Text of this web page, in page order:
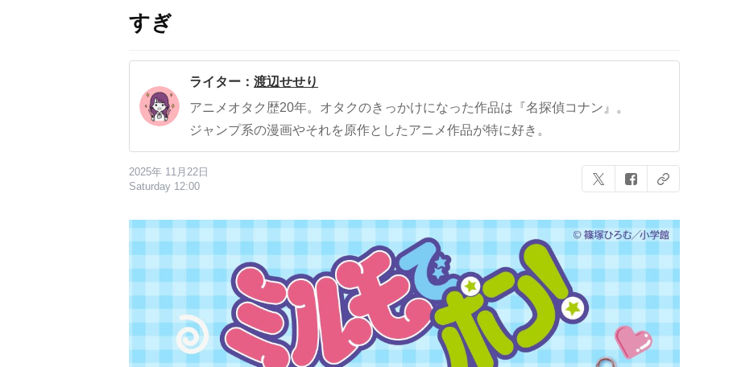
すぎ
ライター： 渡辺せせり
アニメオタク歴20年。オタクのきっかけになった作品は『名探偵コナン』。
ジャンプ系の漫画やそれを原作としたアニメ作品が特に好き。
2025年 11月22日
Saturday 12:00